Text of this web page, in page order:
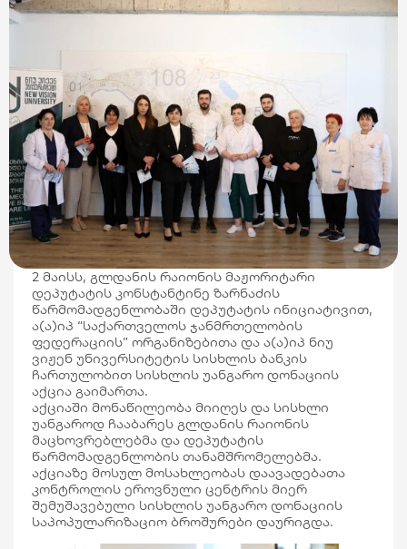
2 მაისს, გლდანის რაიონის მაჟორიტარი
დეპუტატის კონსტანტინე ზარნაძის
წარმომადგენლობაში დეპუტატის ინიციატივით,
ა(ა)იპ “საქართველოს ჯანმრთელობის
ფედერაციის” ორგანიზებითა და ა(ა)იპ ნიუ
ვიჟენ უნივერსიტეტის სისხლის ბანკის
ჩართულობით სისხლის უანგარო დონაციის
აქცია გაიმართა.
აქციაში მონაწილეობა მიიღეს და სისხლი
უანგაროდ ჩააბარეს გლდანის რაიონის
მაცხოვრებლებმა და დეპუტატის
წარმომადგენლობის თანამშრომელებმა.
აქციაზე მოსულ მოსახლეობას დაავადებათა
კონტროლის ეროვნული ცენტრის მიერ
შემუშავებული სისხლის უანგარო დონაციის
საპოპულარიზაციო ბროშურები დაურიგდა.